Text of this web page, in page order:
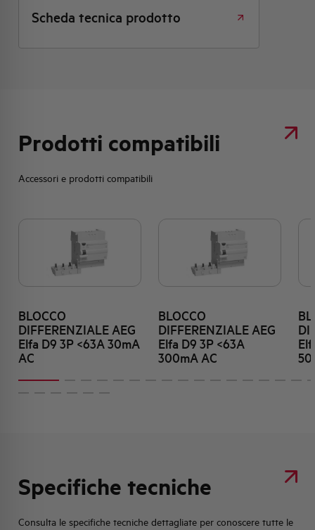
Scheda tecnica prodotto
Prodotti compatibili
Accessori e prodotti compatibili
BLOCCO
DIFFERENZIALE AEG
Elfa D9 3P <63A 30mA
AC
BLOCCO
DIFFERENZIALE AEG
Elfa D9 3P <63A
300mA AC
Specifiche tecniche
Consulta le specifiche tecniche dettagliate per conoscere tutte le